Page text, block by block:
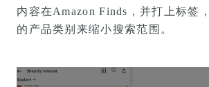
内容在Amazon Finds，并打上标签
的产品类别来缩小搜索范围。